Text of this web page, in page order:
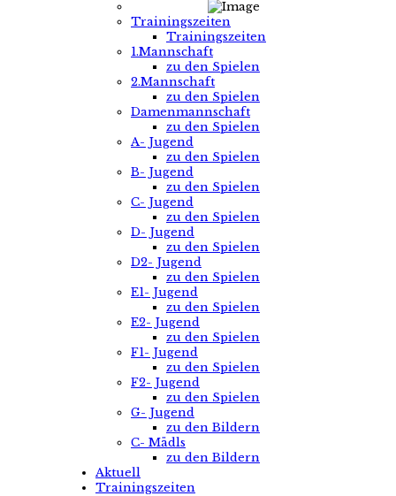
Trainingszeiten
Trainingszeiten
1.Mannschaft
zu den Spielen
2.Mannschaft
zu den Spielen
Damenmannschaft
zu den Spielen
A- Jugend
zu den Spielen
B- Jugend
zu den Spielen
C- Jugend
zu den Spielen
D- Jugend
zu den Spielen
D2- Jugend
zu den Spielen
E1- Jugend
zu den Spielen
E2- Jugend
zu den Spielen
F1- Jugend
zu den Spielen
F2- Jugend
zu den Spielen
G- Jugend
zu den Bildern
C- Mädls
zu den Bildern
Aktuell
Trainingszeiten